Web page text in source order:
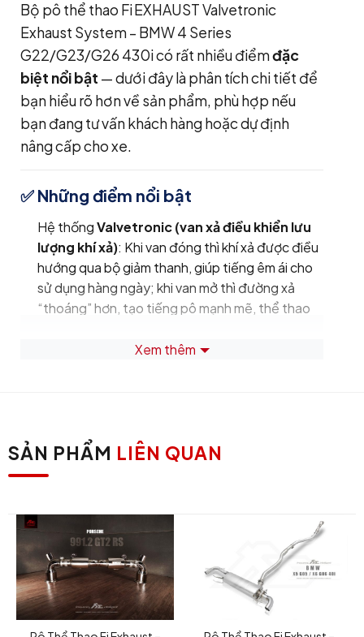
Bộ pô thể thao Fi EXHAUST Valvetronic
Exhaust System – BMW 4 Series
G22/G23/G26 430icó rất nhiều điểmđặc
biệt nổi bật — dưới đây là phân tích chi tiết để
bạn hiểu rõ hơn về sản phẩm, phù hợp nếu
bạn đang tư vấn khách hàng hoặc dự định
nâng cấp cho xe.
✅ Những điểm nổi bật
Hệ thốngValvetronic (van xả điều khiển lưu
lượng khí xả): Khi van đóng thì khí xả được điều
hướng qua bộ giảm thanh, giúp tiếng êm ái cho
sử dụng hàng ngày; khi van mở thì đường xả
“thoáng” hơn, tạo tiếng pô mạnh mẽ, thể thao
bolt-on / thay thế trực tiếp
(high-grade stainless steel) giúp tăng độ bền,
khả năng chống ăn mòn tốt hơn — rất phù hợp
Tăng hiệu suất tiềm năng: Hãng công bố rằng
khi lắp full hệ thống (cat-back + downpipe lưu
lượng cao) có thể đạt tăng khoảng
+5% đến
+10% công suấtso với hệ thống xả nguyên
bản.
Tùy chọn cá nhân hóa: Ngoài bộ cơ bản, người
Xem thêm
SẢN PHẨM LIÊN QUAN